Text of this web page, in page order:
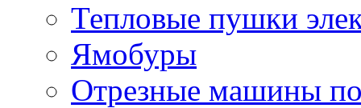
Тепловые пушки
Ямобуры
Отрезные машины